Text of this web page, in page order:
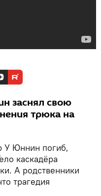
заснял свою
трюка на
У Юннин погиб,
каскадёра
А родственники
трагедия